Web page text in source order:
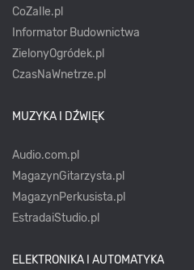
CoZaIle.pl
Informator Budownictwa
ZielonyOgródek.pl
CzasNaWnetrze.pl
MUZYKA I DŹWIĘK
Audio.com.pl
MagazynGitarzysta.pl
MagazynPerkusista.pl
EstradaiStudio.pl
ELEKTRONIKA I AUTOMATYKA